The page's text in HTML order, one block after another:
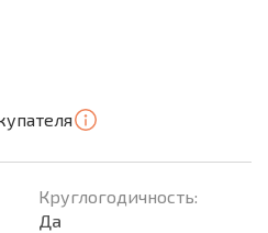
Круглогодичность:
Да